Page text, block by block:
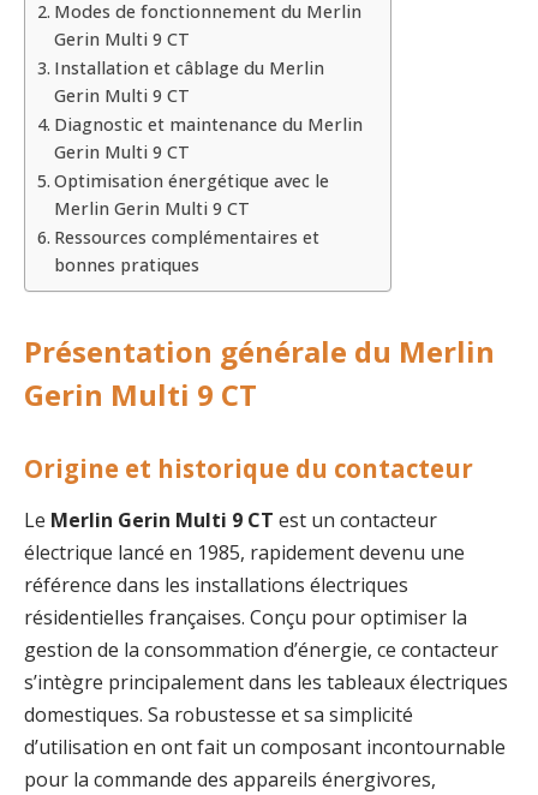
Modes de fonctionnement du Merlin
Gerin Multi 9 CT
Installation et câblage du Merlin
Gerin Multi 9 CT
Diagnostic et maintenance du Merlin
Gerin Multi 9 CT
Optimisation énergétique avec le
Merlin Gerin Multi 9 CT
Ressources complémentaires et
bonnes pratiques
Présentation générale du Merlin
Gerin Multi 9 CT
Origine et historique du contacteur
Le Merlin Gerin Multi 9 CT est un contacteur
électrique lancé en 1985, rapidement devenu une
référence dans les installations électriques
résidentielles françaises. Conçu pour optimiser la
gestion de la consommation d’énergie, ce contacteur
s’intègre principalement dans les tableaux électriques
domestiques. Sa robustesse et sa simplicité
d’utilisation en ont fait un composant incontournable
pour la commande des appareils énergivores,